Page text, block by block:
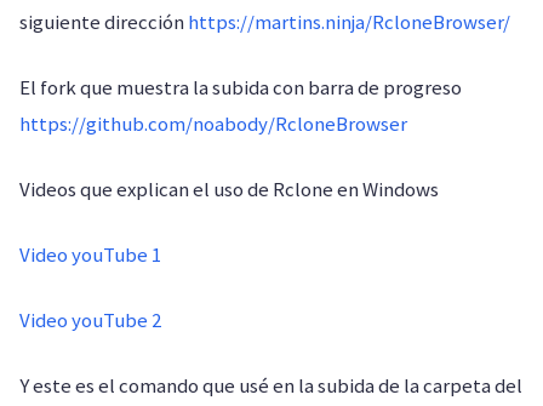
siguiente direcciónhttps://martins.ninja/RcloneBrowser/
El fork que muestra la subida con barra de progreso
https://github.com/noabody/RcloneBrowser
Videos que explican el uso de Rclone en Windows
Video youTube 1
Video youTube 2
Y este es el comando que usé en la subida de la carpeta del